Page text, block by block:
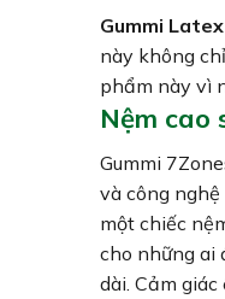
Gummi
này không
phẩm này vì
Nệm cao
Gummi
và công
một chiếc
cho những ai
dài. Cảm